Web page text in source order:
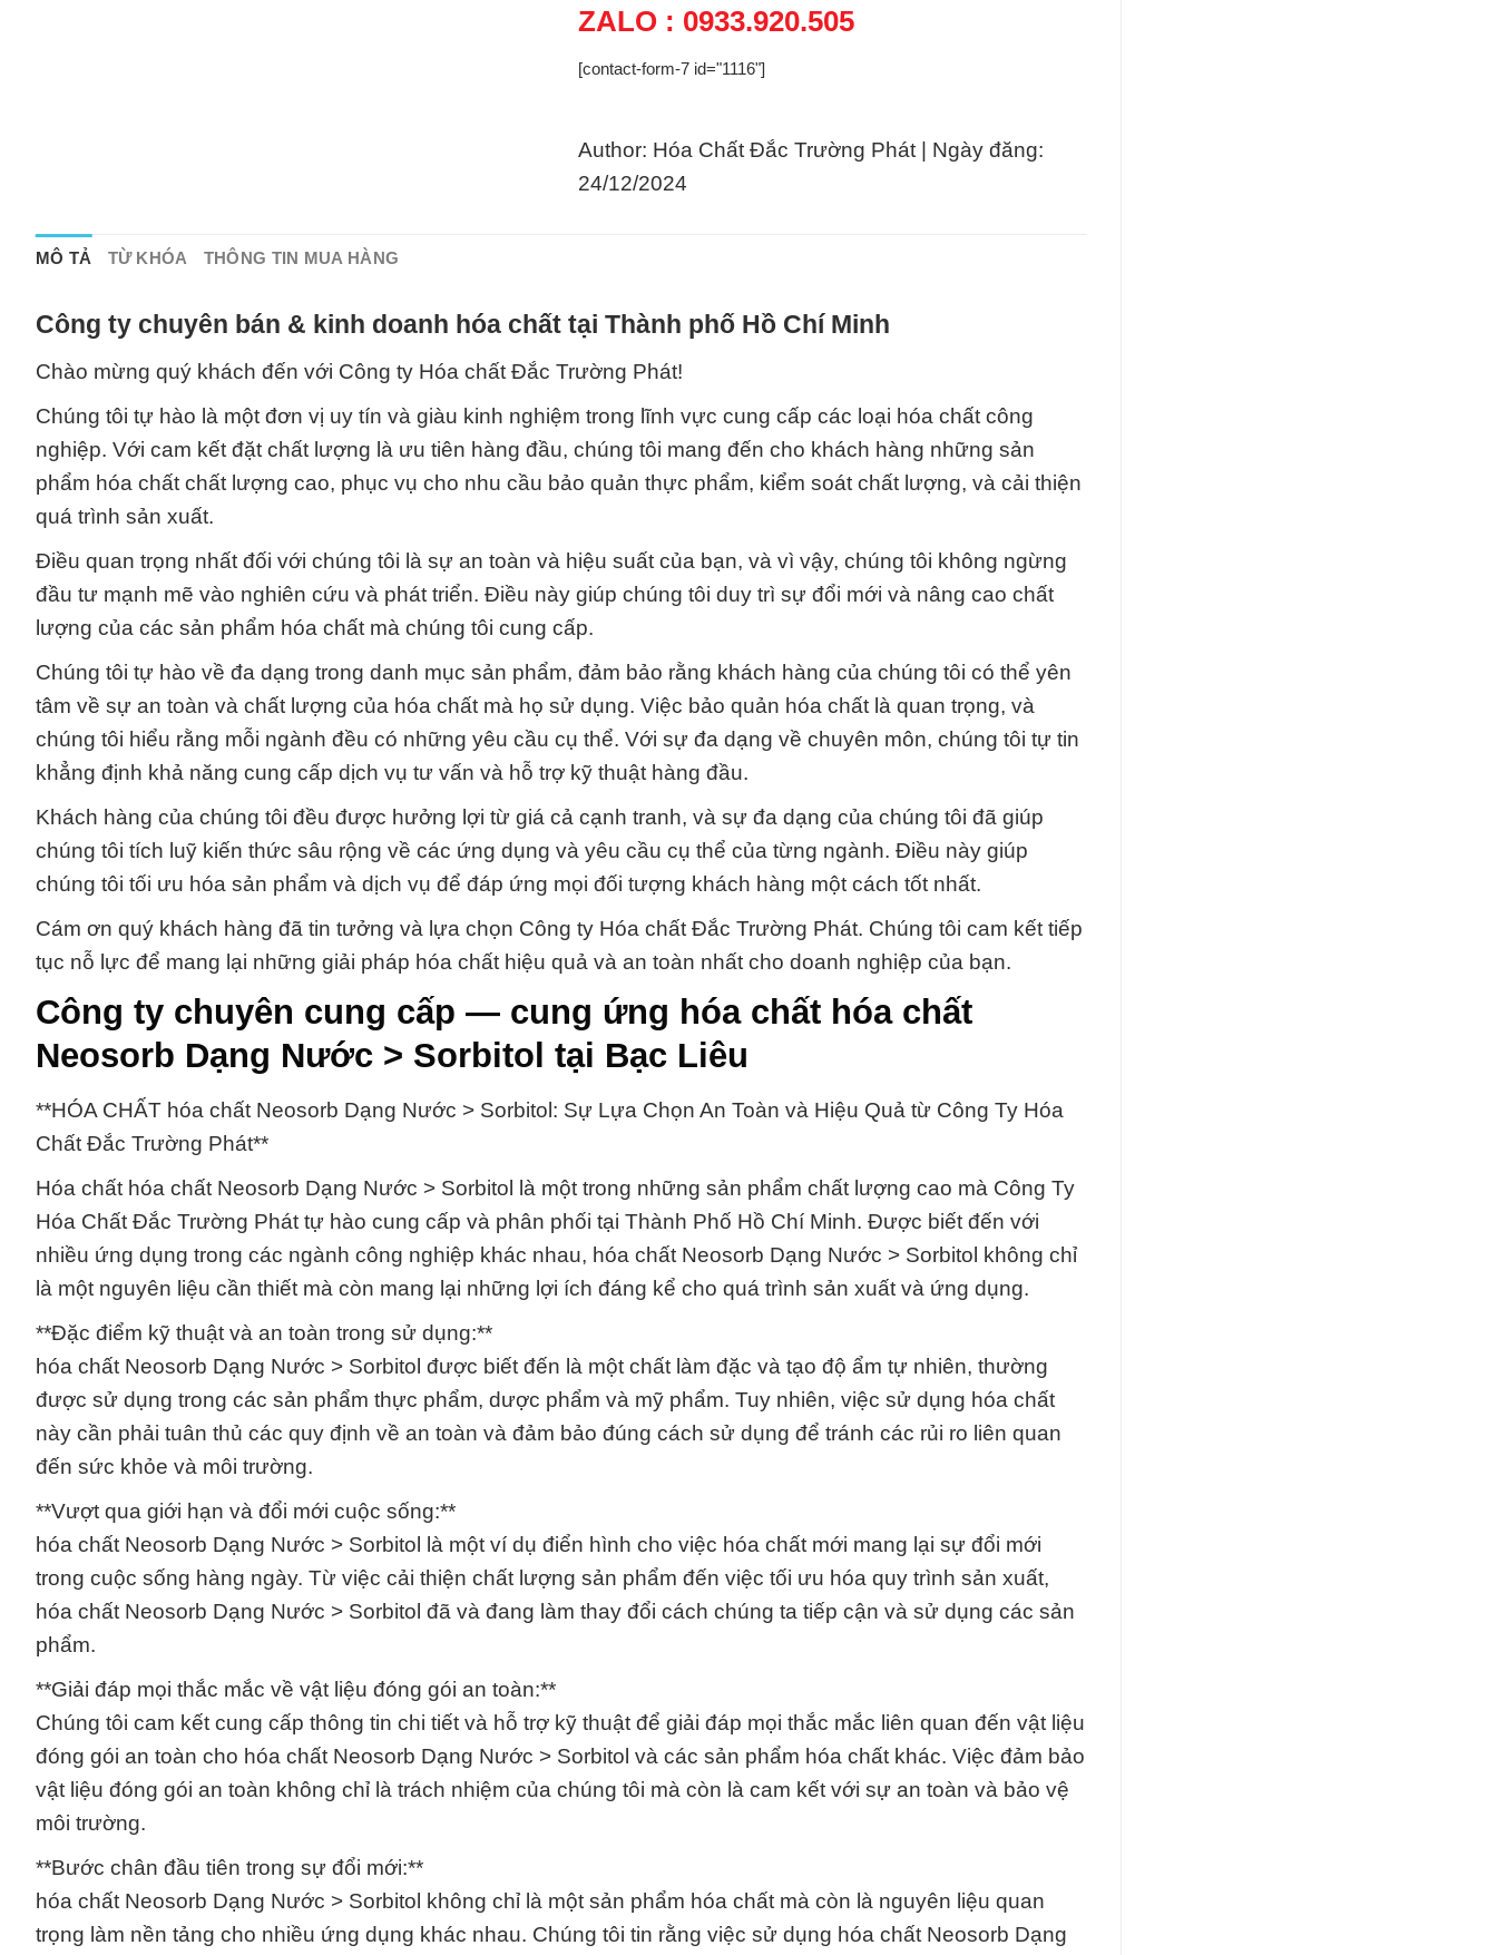
ZALO : 0933.920.505
[contact-form-7 id="1116"]
Author: Hóa Chất Đắc Trường Phát | Ngày đăng:
24/12/2024
MÔ TẢ TỪ KHÓA THÔNG TIN MUA HÀNG
Công ty chuyên bán & kinh doanh hóa chất tại Thành phố Hồ Chí Minh
Chào mừng quý khách đến với Công ty Hóa chất Đắc Trường Phát!
Chúng tôi tự hào là một đơn vị uy tín và giàu kinh nghiệm trong lĩnh vực cung cấp các loại hóa chất công
nghiệp. Với cam kết đặt chất lượng là ưu tiên hàng đầu, chúng tôi mang đến cho khách hàng những sản
phẩm hóa chất chất lượng cao, phục vụ cho nhu cầu bảo quản thực phẩm, kiểm soát chất lượng, và cải thiện
quá trình sản xuất.
Điều quan trọng nhất đối với chúng tôi là sự an toàn và hiệu suất của bạn, và vì vậy, chúng tôi không ngừng
đầu tư mạnh mẽ vào nghiên cứu và phát triển. Điều này giúp chúng tôi duy trì sự đổi mới và nâng cao chất
lượng của các sản phẩm hóa chất mà chúng tôi cung cấp.
Chúng tôi tự hào về đa dạng trong danh mục sản phẩm, đảm bảo rằng khách hàng của chúng tôi có thể yên
tâm về sự an toàn và chất lượng của hóa chất mà họ sử dụng. Việc bảo quản hóa chất là quan trọng, và
chúng tôi hiểu rằng mỗi ngành đều có những yêu cầu cụ thể. Với sự đa dạng về chuyên môn, chúng tôi tự tin
khẳng định khả năng cung cấp dịch vụ tư vấn và hỗ trợ kỹ thuật hàng đầu.
Khách hàng của chúng tôi đều được hưởng lợi từ giá cả cạnh tranh, và sự đa dạng của chúng tôi đã giúp
chúng tôi tích luỹ kiến thức sâu rộng về các ứng dụng và yêu cầu cụ thể của từng ngành. Điều này giúp
chúng tôi tối ưu hóa sản phẩm và dịch vụ để đáp ứng mọi đối tượng khách hàng một cách tốt nhất.
Cám ơn quý khách hàng đã tin tưởng và lựa chọn Công ty Hóa chất Đắc Trường Phát. Chúng tôi cam kết tiếp
tục nỗ lực để mang lại những giải pháp hóa chất hiệu quả và an toàn nhất cho doanh nghiệp của bạn.
Công ty chuyên cung cấp — cung ứng hóa chất hóa chất
Neosorb Dạng Nước > Sorbitol tại Bạc Liêu
**HÓA CHẤT hóa chất Neosorb Dạng Nước > Sorbitol: Sự Lựa Chọn An Toàn và Hiệu Quả từ Công Ty Hóa
Chất Đắc Trường Phát**
Hóa chất hóa chất Neosorb Dạng Nước > Sorbitol là một trong những sản phẩm chất lượng cao mà Công Ty
Hóa Chất Đắc Trường Phát tự hào cung cấp và phân phối tại Thành Phố Hồ Chí Minh. Được biết đến với
nhiều ứng dụng trong các ngành công nghiệp khác nhau, hóa chất Neosorb Dạng Nước > Sorbitol không chỉ
là một nguyên liệu cần thiết mà còn mang lại những lợi ích đáng kể cho quá trình sản xuất và ứng dụng.
**Đặc điểm kỹ thuật và an toàn trong sử dụng:**
hóa chất Neosorb Dạng Nước > Sorbitol được biết đến là một chất làm đặc và tạo độ ẩm tự nhiên, thường
được sử dụng trong các sản phẩm thực phẩm, dược phẩm và mỹ phẩm. Tuy nhiên, việc sử dụng hóa chất
này cần phải tuân thủ các quy định về an toàn và đảm bảo đúng cách sử dụng để tránh các rủi ro liên quan
đến sức khỏe và môi trường.
**Vượt qua giới hạn và đổi mới cuộc sống:**
hóa chất Neosorb Dạng Nước > Sorbitol là một ví dụ điển hình cho việc hóa chất mới mang lại sự đổi mới
trong cuộc sống hàng ngày. Từ việc cải thiện chất lượng sản phẩm đến việc tối ưu hóa quy trình sản xuất,
hóa chất Neosorb Dạng Nước > Sorbitol đã và đang làm thay đổi cách chúng ta tiếp cận và sử dụng các sản
phẩm.
**Giải đáp mọi thắc mắc về vật liệu đóng gói an toàn:**
Chúng tôi cam kết cung cấp thông tin chi tiết và hỗ trợ kỹ thuật để giải đáp mọi thắc mắc liên quan đến vật liệu
đóng gói an toàn cho hóa chất Neosorb Dạng Nước > Sorbitol và các sản phẩm hóa chất khác. Việc đảm bảo
vật liệu đóng gói an toàn không chỉ là trách nhiệm của chúng tôi mà còn là cam kết với sự an toàn và bảo vệ
môi trường.
**Bước chân đầu tiên trong sự đổi mới:**
hóa chất Neosorb Dạng Nước > Sorbitol không chỉ là một sản phẩm hóa chất mà còn là nguyên liệu quan
trọng làm nền tảng cho nhiều ứng dụng khác nhau. Chúng tôi tin rằng việc sử dụng hóa chất Neosorb Dạng